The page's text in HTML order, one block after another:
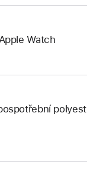
Watch